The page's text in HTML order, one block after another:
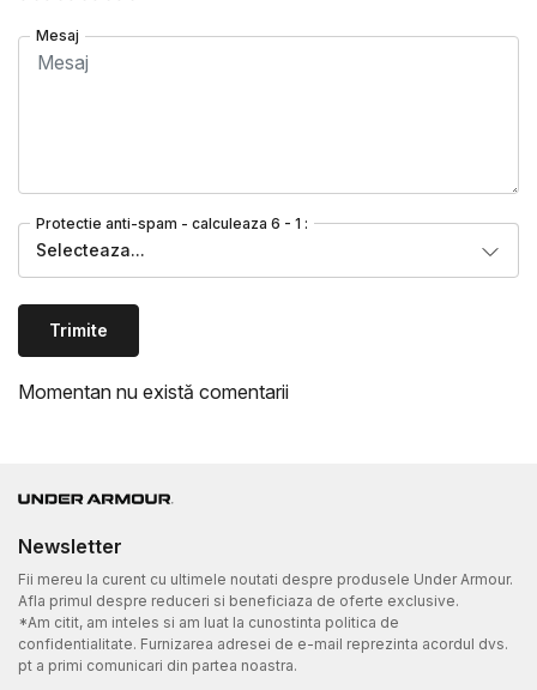
Mesaj
Protectie anti-spam - calculeaza 6 - 1 :
Selecteaza...
Trimite
Momentan nu există comentarii
Newsletter
Fii mereu la curent cu ultimele noutati despre produsele Under Armour.
Afla primul despre reduceri si beneficiaza de oferte exclusive.
*Am citit, am inteles si am luat la cunostinta politica de
confidentialitate. Furnizarea adresei de e-mail reprezinta acordul dvs.
pt a primi comunicari din partea noastra.